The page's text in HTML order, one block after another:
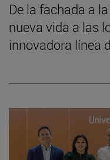
De la fachada a
nueva vida a las
innovadora línea